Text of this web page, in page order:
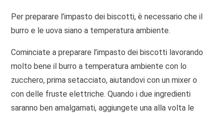
Per preparare l’impasto dei biscotti, è necessario che il
burro e le uova siano a temperatura ambiente.
Cominciate a preparare l’impasto dei biscotti lavorando
molto bene il burro a temperatura ambiente con lo
zucchero, prima setacciato, aiutandovi con un mixer o
con delle fruste elettriche. Quando i due ingredienti
saranno ben amalgamati, aggiungete una alla volta le